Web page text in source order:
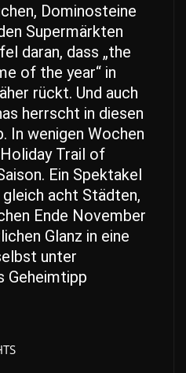
Dominosteine
Supermärkten
daran, dass „the
of the year“ in
rückt. Und auch
herrscht in diesen
In wenigen Wochen
Trail of
Ein Spektakel
acht Städten,
Ende November
Glanz in eine
unter
Geheimtipp